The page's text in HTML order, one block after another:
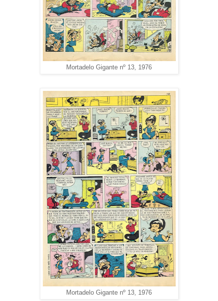
Mortadelo Gigante nº 13, 1976
Mortadelo Gigante nº 13, 1976